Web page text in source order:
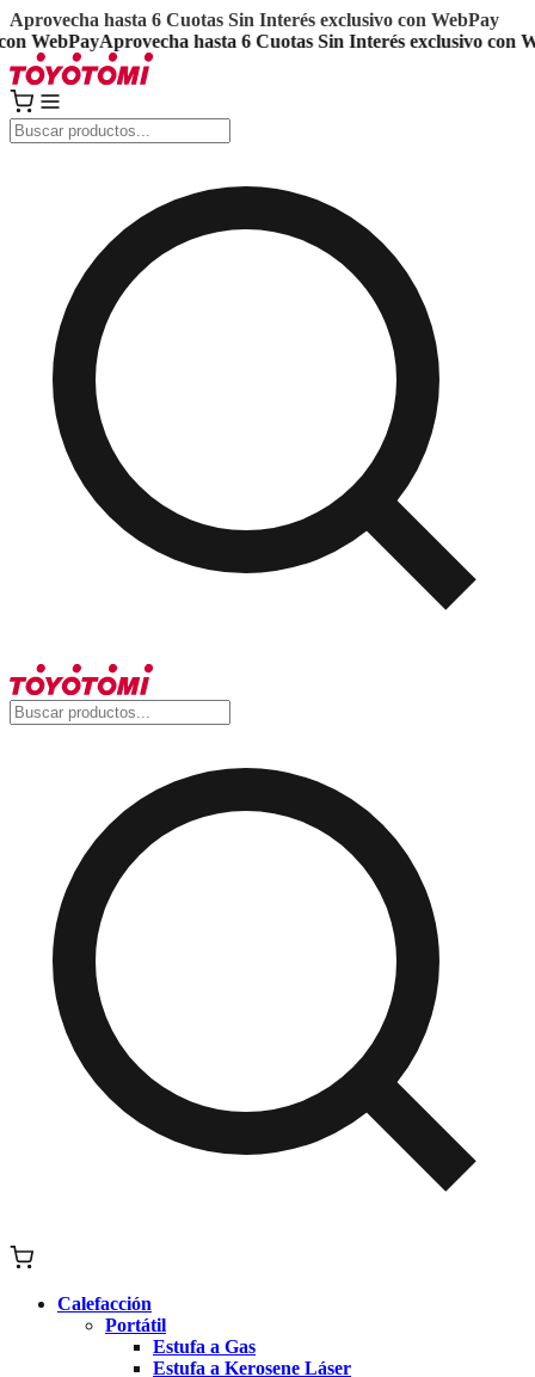
Aprovecha hasta 6 Cuotas Sin Interés exclusivo con WebPay
WebPayAprovecha hasta 6 Cuotas Sin Interés exclusivo con
Calefacción
Portátil
Estufa a Gas
Estufa a Kerosene Láser